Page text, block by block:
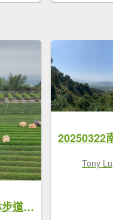
登廟步道松伯坑山坑內坑森林步道大棚山苳柏步道
20250322
Tony Lu